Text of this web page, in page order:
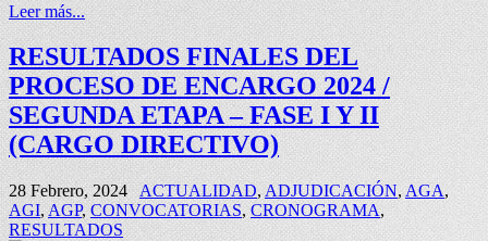
Leer más...
RESULTADOS FINALES DEL
PROCESO DE ENCARGO 2024 /
SEGUNDA ETAPA – FASE I Y II
(CARGO DIRECTIVO)
28 Febrero, 2024 ACTUALIDAD,ADJUDICACIÓN,AGA,
AGI,AGP, CONVOCATORIAS,CRONOGRAMA,
RESULTADOS